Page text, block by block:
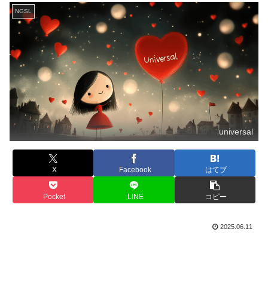
NGSL
universal
X Facebook はてブ
Pocket LINE コピー
2025.06.11